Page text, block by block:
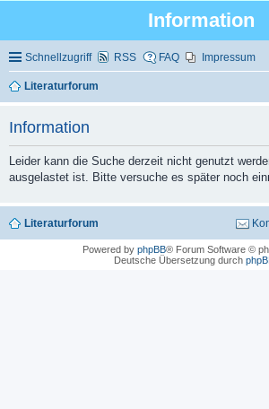
Information
Schnellzugriff RSS FAQ Impressum
Literaturforum
Information
Leider kann die Suche derzeit nicht genutzt
ausgelastet ist. Bitte versuche es später noch
Literaturforum
Powered by phpBB® Forum Software ©
Deutsche Übersetzung durch